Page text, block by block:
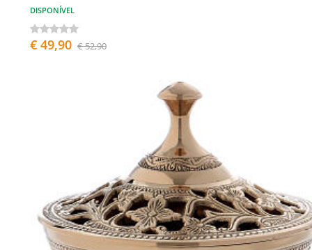
DISPONÍVEL
€ 49,90 € 52,90